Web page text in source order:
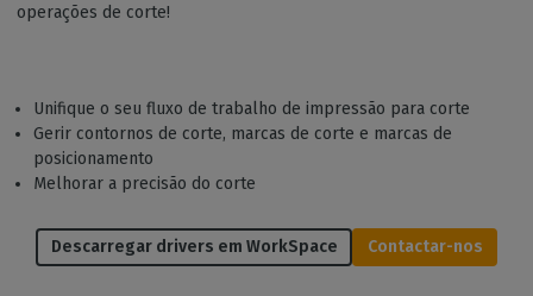
operações de corte!
Unifique o seu fluxo de trabalho de impressão para corte
Gerir contornos de corte, marcas de corte e marcas de
posicionamento
Melhorar a precisão do corte
Descarregar drivers em WorkSpace Contactar-nos